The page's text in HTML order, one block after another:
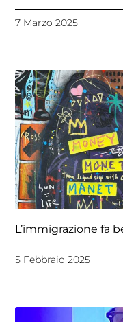
7 Marzo 2025
L’immigrazione fa
5 Febbraio 2025